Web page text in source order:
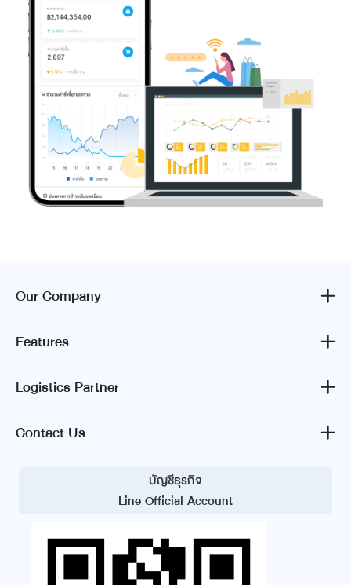
Our Company
Features
Logistics Partner
Contact Us
บัญชีธุรกิจ
Line Official Account